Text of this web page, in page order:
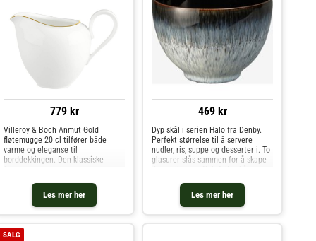
779 kr
Les mer her
Villeroy & Boch Anmut Gold
fløtemugge 20 cl tilfører både
varme og eleganse til
borddekkingen. Den klassiske
forseglet med inglaze-teknologi for
glans som varer – uansett om det
er til hverdags el
469 kr
Les mer her
Dyp skål i serien Halo fra Denby.
Perfekt størrelse til å servere
nudler, ris, suppe og desserter i. To
glasurer slås sammen for å skape
oppvaskmaskin og fryser. Halo er
en unik, håndlag
SALG